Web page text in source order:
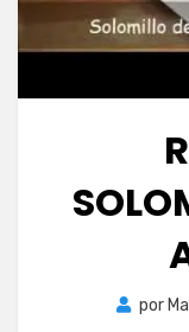
por